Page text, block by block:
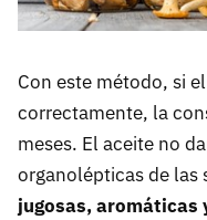
Con este método, si
correctamente, la
meses. El aceite no
organolépticas de las
jugosas, aromáticas